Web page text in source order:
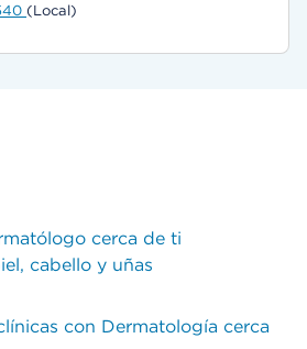
(Local)
cerca de ti
cabello y uñas
con Dermatología cerca